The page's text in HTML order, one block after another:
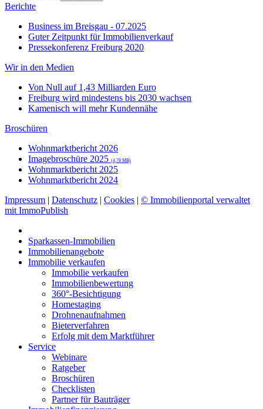
Berichte
Business im Breisgau - 07.2025
Guter Zeitpunkt für Immobilienverkauf
Pressekonferenz Freiburg 2020
Wir in den Medien
Von Null auf 1,43 Milliarden Euro
Freiburg wird mindestens bis 2030 wachsen
Kamenisch will mehr Kundennähe
Broschüren
Wohnmarktbericht 2026
Imagebroschüre 2025 (4,78 MB)
Wohnmarktbericht 2025
Wohnmarktbericht 2024
Impressum | Datenschutz | Cookies | © Immobilienportal verwaltet
mit ImmoPublish
Sparkassen-Immobilien
Immobilienangebote
Immobilie verkaufen
Immobilie verkaufen
Immobilienbewertung
360°-Besichtigung
Homestaging
Drohnenaufnahmen
Bieterverfahren
Erfolg mit dem Marktführer
Service
Webinare
Ratgeber
Broschüren
Checklisten
Partner für Bauträger